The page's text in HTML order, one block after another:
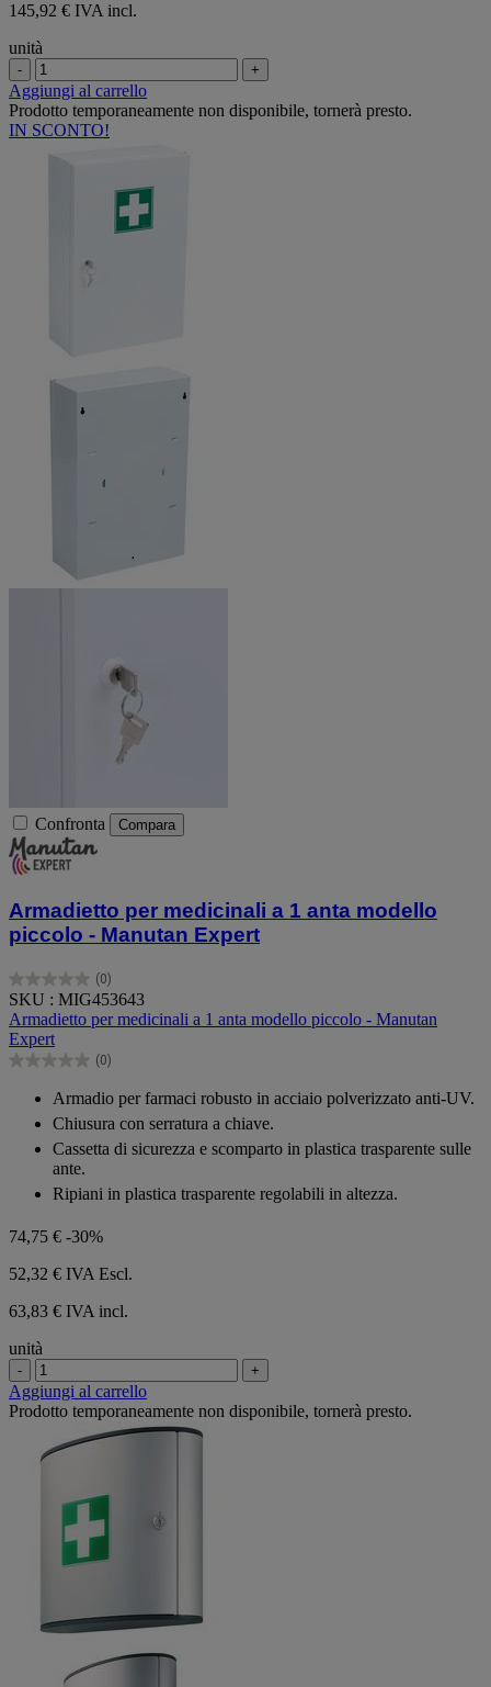
145,92 € IVA incl.
unità
- +
Aggiungi al carrello
Prodotto temporaneamente non disponibile, tornerà presto.
IN SCONTO!
Confronta Compara
Armadietto per medicinali a 1 anta modello
piccolo - Manutan Expert
(0)
0.0
su
5
stelle.
SKU : MIG453643
Armadietto per medicinali a 1 anta modello piccolo - Manutan
Expert
(0)
0.0
stelle.
Armadio per farmaci robusto in acciaio polverizzato anti-UV.
Chiusura con serratura a chiave.
Cassetta di sicurezza e scomparto in plastica trasparente sulle
ante.
Ripiani in plastica trasparente regolabili in altezza.
74,75 € -30%
52,32 € IVA Escl.
63,83 € IVA incl.
unità
- +
Aggiungi al carrello
Prodotto temporaneamente non disponibile, tornerà presto.